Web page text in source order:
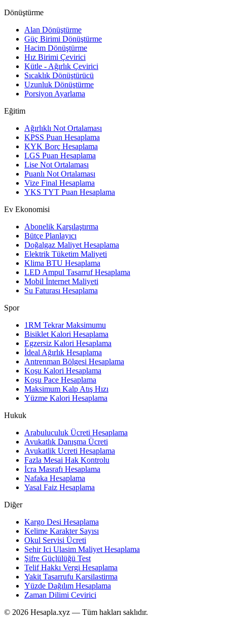
Dönüştürme
Alan Dönüştürme
Güç Birimi Dönüştürme
Hacim Dönüştürme
Hız Birimi Çevirici
Kütle - Ağırlık Çevirici
Sıcaklık Dönüştürücü
Uzunluk Dönüştürme
Porsiyon Ayarlama
Eğitim
Ağırlıklı Not Ortalaması
KPSS Puan Hesaplama
KYK Borç Hesaplama
LGS Puan Hesaplama
Lise Not Ortalaması
Puanlı Not Ortalaması
Vize Final Hesaplama
YKS TYT Puan Hesaplama
Ev Ekonomisi
Abonelik Karşılaştırma
Bütçe Planlayıcı
Doğalgaz Maliyet Hesaplama
Elektrik Tüketim Maliyeti
Klima BTU Hesaplama
LED Ampul Tasarruf Hesaplama
Mobil İnternet Maliyeti
Su Faturası Hesaplama
Spor
1RM Tekrar Maksimumu
Bisiklet Kalori Hesaplama
Egzersiz Kalori Hesaplama
İdeal Ağırlık Hesaplama
Antrenman Bölgesi Hesaplama
Koşu Kalori Hesaplama
Koşu Pace Hesaplama
Maksimum Kalp Atış Hızı
Yüzme Kalori Hesaplama
Hukuk
Arabuluculuk Ücreti Hesaplama
Avukatlık Danışma Ücreti
Avukatlik Ucreti Hesaplama
Fazla Mesai Hak Kontrolu
İcra Masrafı Hesaplama
Nafaka Hesaplama
Yasal Faiz Hesaplama
Diğer
Kargo Desi Hesaplama
Kelime Karakter Sayısı
Okul Servisi Ücreti
Sehir Ici Ulasim Maliyet Hesaplama
Şifre Güçlülüğü Test
Telif Hakkı Vergi Hesaplama
Yakit Tasarrufu Karsilastirma
Yüzde Dağılım Hesaplama
Zaman Dilimi Cevirici
© 2026 Hesapla.xyz — Tüm hakları saklıdır.